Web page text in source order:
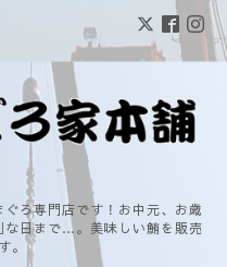
ろ専門店です！お中元、お歳
日まで…。美味しい鮪を販売
。